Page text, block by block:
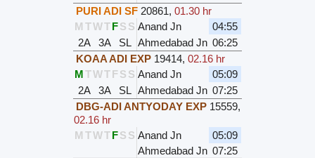
PURI ADI SF 20861,01.30 hr
M TWTFS S Anand Jn
04:55
2A
3A SL Ahmedabad Jn 06:25
KOAA ADI EXP 19414,02.16 hr
M TWTFS S Anand Jn
05:09
2A
3A SL Ahmedabad Jn 07:25
DBG-ADI ANTYODAY EXP 15559,
02.16 hr
M TWTFS S Anand Jn
05:09
Ahmedabad Jn 07:25